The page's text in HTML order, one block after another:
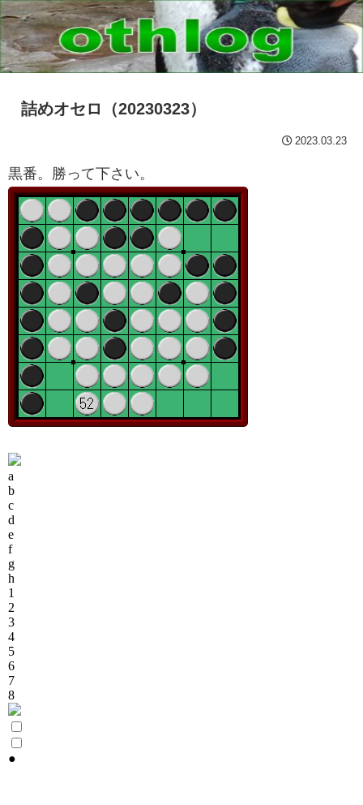
詰めオセロ（20230323）
2023.03.23
黒番。勝って下さい。